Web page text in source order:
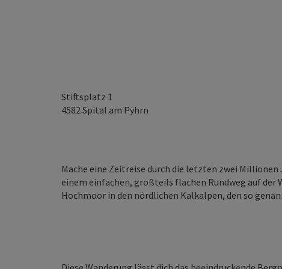
Stiftsplatz 1
4582Spital am Pyhrn
Mache eine Zeitreise durch die letzten zwei
einem einfachen, großteils flachen Rundweg auf der
Hochmoor in den nördlichen Kalkalpen, den so